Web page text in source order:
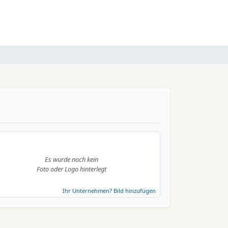
Es wurde noch kein
Foto oder Logo hinterlegt
Ihr Unternehmen? Bild hinzufügen